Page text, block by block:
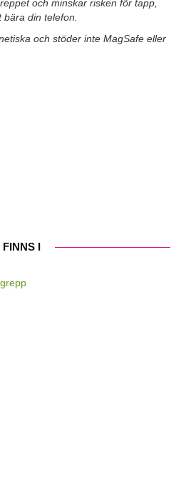
och minskar risken för tapp,
din telefon.
och stöder inte MagSafe eller
FINNS I